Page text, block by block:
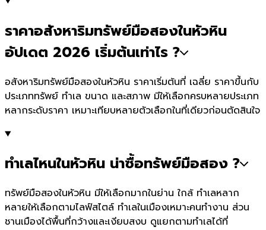
ราคาอสังหาริมทรัพย์มือสองในหัวหิน
อัปเดต 2026 เริ่มต้นเท่าไร ?
อสังหาริมทรัพย์มือสองในหัวหิน ราคาเริ่มต้นที่ เฉลี่ย ราคาขึ้นกับ
ประเภททรัพย์ ทำเล ขนาด และสภาพ มีให้เลือกครบหลายประเภท
หลากระดับราคา เหมาะเทียบหลายตัวเลือกในที่เดียวก่อนตัดสินใจ
ทำเลไหนในหัวหิน น่าซื้อทรัพย์มือสอง ?
ทรัพย์มือสองในหัวหิน มีให้เลือกมากในย่าน ใกล้ ทำเลหลาก
หลายให้เลือกตามไลฟ์สไตล์ ทำเลในเมืองเหมาะคนทำงาน ส่วน
ชานเมืองได้พื้นที่กว้างและเงียบสงบ ดูแยกตามทำเลได้ที่